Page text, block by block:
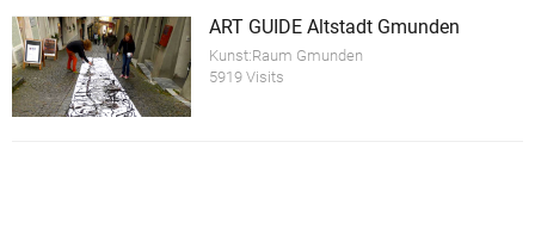
ART GUIDE Altstadt Gmunden
Kunst:Raum Gmunden
5919 Visits